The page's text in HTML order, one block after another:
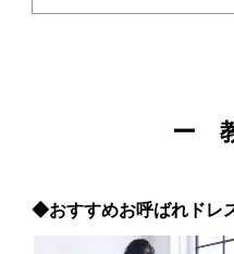
ー
◆おすすめお呼ばれドレ